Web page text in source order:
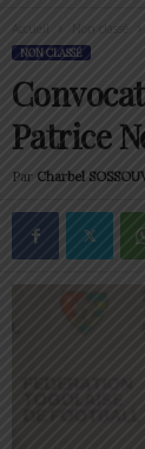
Accueil
NON CLASSÉ
Patrice
Par Charbel